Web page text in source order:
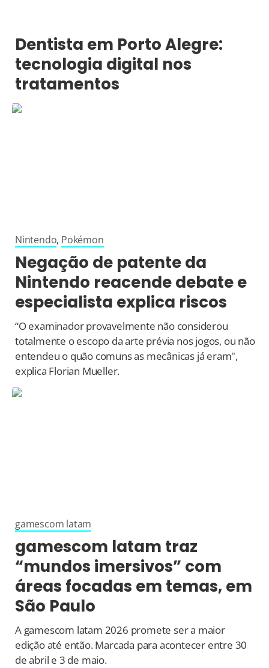
Dentista em Porto Alegre:
tecnologia digital nos
tratamentos
Nintendo, Pokémon
Negação de patente da
Nintendo reacende debate e
especialista explica riscos
“O examinador provavelmente não considerou
totalmente o escopo da arte prévia nos jogos, ou não
entendeu o quão comuns as mecânicas já eram",
explica Florian Mueller.
gamescom latam
gamescom latam traz
“mundos imersivos” com
áreas focadas em temas, em
São Paulo
A gamescom latam 2026 promete ser a maior
edição até então. Marcada para acontecer entre 30
de abril e 3 de maio.